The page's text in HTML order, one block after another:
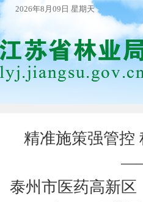
2026年8月09日 星期天
精准施策强管控
泰州市医药高新区